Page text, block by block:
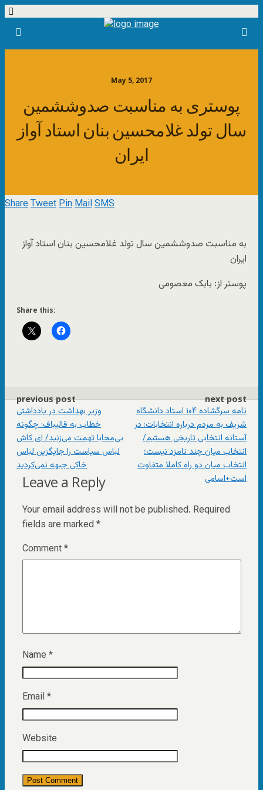
May 5, 2017
پوستری به مناسبت صدوششمین
سال تولد غلامحسین بنان استاد آواز
ایران
ShareTweetPinMailSMS
به مناسبت صدوششمین سال تولد غلامحسین بنان استاد آواز
ایران
پوستر از: بابک معصومی
Share this:
previous post
وزیر بهداشت در یادداشتی
خطاب به قالیباف: چگونه
بی‌محابا تهمت می‌زنید/ ای کاش
لباس سیاست را جایگزین لباس
خاکی جبهه نمی‌کردید
next post
نامه سرگشاده ۱۰۴ استاد دانشگاه
شریف به مردم درباره انتخابات: در
آستانه انتخابی تاریخی هستیم/
انتخاب میان چند نامزد نیست؛
انتخاب میان دو راه کاملا متفاوت
است+اسامی
Leave a Reply
Your email address will not be published. Required
fields are marked *
Comment*
Name *
Email*
Website